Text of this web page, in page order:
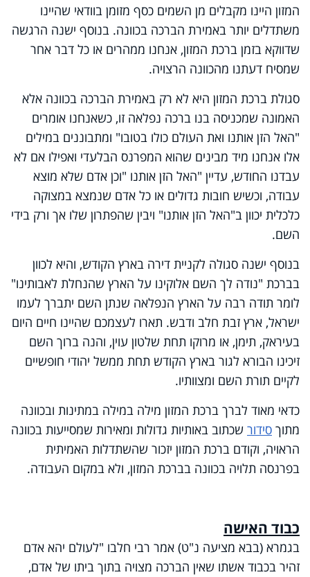
המזון היינו מקבלים מן השמים כסף מזומן בוודאי שהיינו
משתדלים יותר באמירת הברכה בכוונה. בנוסף ישנה הרגשה
שדווקא בזמן ברכת המזון, אנחנו ממהרים או כל דבר אחר
שמסיח דעתנו מהכוונה הרצויה.
סגולת ברכת המזון היא לא רק באמירת הברכה בכוונה אלא
האמונה שמכניסה בנו ברכה נפלאה זו, כשאנחנו אומרים
"האל הזן אותנו ואת העולם כולו בטובו" ומתבוננים במילים
אלו אנחנו מיד מבינים שהוא המפרנס הבלעדי ואפילו אם לא
עבדנו החודש, עדיין "האל הזן אותנו "וכן אדם שלא מוצא
עבודה, וכשיש חובות גדולים או כל אדם שנמצא במצוקה
כלכלית יכוון ב"האל הזן אותנו" ויבין שהפתרון שלו אך ורק בידי
השם.
בנוסף ישנה סגולה לקניית דירה בארץ הקודש, והיא לכוון
בברכת "נודה לך השם אלוקינו על הארץ שהנחלת לאבותינו"
לומר תודה רבה על הארץ הנפלאה שנתן השם יתברך לעמו
ישראל, ארץ זבת חלב ודבש. תארו לעצמכם שהיינו חיים היום
בעיראק, תימן, או מרוקו תחת שלטון עוין, והנה ברוך השם
זיכינו הבורא לגור בארץ הקודש תחת ממשל יהודי חופשיים
לקיים תורת השם ומצוותיו.
כדאי מאוד לברך ברכת המזון מילה במילה במתינות ובכוונה
מתוך סידור שכתוב באותיות גדולות ומאירות שמסייעות בכוונה
הראויה, וקודם ברכת המזון יזכור שהשתדלות האמיתית
בפרנסה תלויה בכוונה בברכת המזון, ולא במקום העבודה.
כבוד האישה
בגמרא (בבא מציעה נ"ט) אמר רבי חלבו "לעולם יהא אדם
זהיר בכבוד אשתו שאין הברכה מצויה בתוך ביתו של אדם,